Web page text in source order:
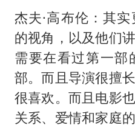
杰夫·高布伦：其
的视角，以及他们
需要在看过第一部
部。而且导演很擅
很喜欢。而且电影
关系、爱情和家庭